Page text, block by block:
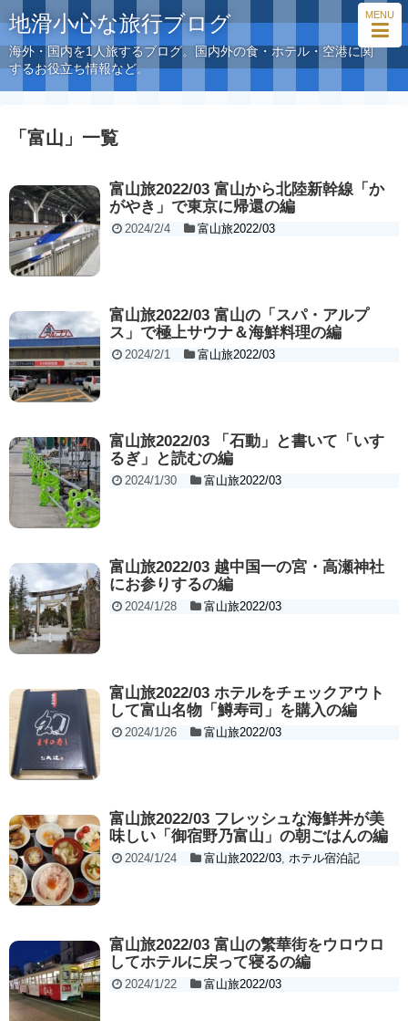
MENU
地滑小心な旅行ブログ
海外・国内を1人旅するブログ。国内外の食・ホテル・空港に関
するお役立ち情報など。
「 富山 」 一覧
富山旅2022/03 富山から北陸新幹線「か
がやき」で東京に帰還の編
2024/2/4 富山旅2022/03
富山旅2022/03 富山の「スパ・アルプ
ス」で極上サウナ＆海鮮料理の編
2024/2/1 富山旅2022/03
富山旅2022/03 「石動」と書いて「いす
るぎ」と読むの編
2024/1/30 富山旅2022/03
富山旅2022/03 越中国一の宮・高瀬神社
にお参りするの編
2024/1/28 富山旅2022/03
富山旅2022/03 ホテルをチェックアウト
して富山名物「鱒寿司」を購入の編
2024/1/26 富山旅2022/03
富山旅2022/03 フレッシュな海鮮丼が美
味しい「御宿野乃富山」の朝ごはんの編
2024/1/24 富山旅2022/03, ホテル宿泊記
富山旅2022/03 富山の繁華街をウロウロ
してホテルに戻って寝るの編
2024/1/22 富山旅2022/03